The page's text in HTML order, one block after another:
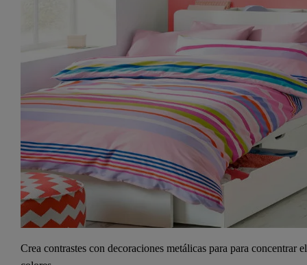
Crea contrastes con decoraciones metálicas para para concentrar